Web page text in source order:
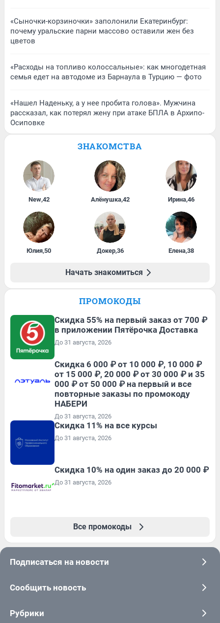
«Сыночки-корзиночки» заполонили Екатеринбург:
почему уральские парни массово оставили жен без
цветов
«Расходы на топливо колоссальные»: как многодетная
семья едет на автодоме из Барнаула в Турцию — фото
«Нашел Наденьку, а у нее пробита голова». Мужчина
рассказал, как потерял жену при атаке БПЛА в Архипо-
Осиповке
ЗНАКОМСТВА
New,42 Алёнушка,42 Ирина,46
Юлия,50 Докер,36 Елена,38
Начать знакомиться
ПРОМОКОДЫ
Скидка 55% на первый заказ от 700 ₽
в приложении Пятёрочка Доставка
До 31 августа, 2026
Скидка 6 000 ₽ от 10 000 ₽, 10 000 ₽
от 15 000 ₽, 20 000 ₽ от 30 000 ₽ и 35
000 ₽ от 50 000 ₽ на первый и все
повторные заказы по промокоду
НАБЕРИ
До 31 августа, 2026
Скидка 11% на все курсы
До 31 августа, 2026
Скидка 10% на один заказ до 20 000 ₽
До 31 августа, 2026
Все промокоды
Подписаться на новости
Сообщить новость
Рубрики